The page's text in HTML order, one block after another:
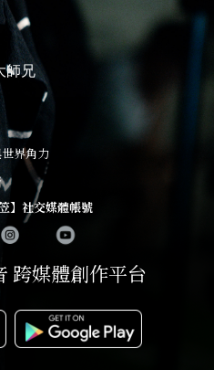
師兄
界角力
】社交媒體帳號
跨媒體創作平台